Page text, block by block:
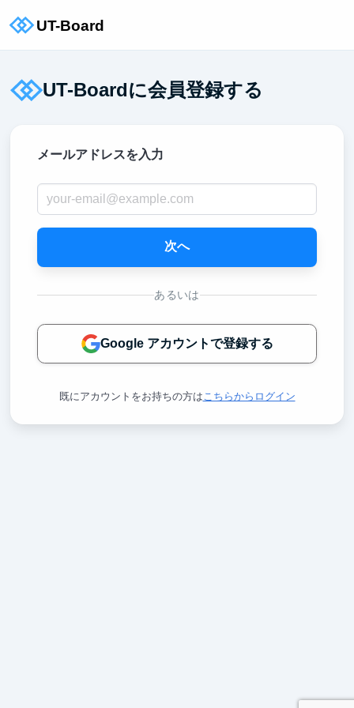
UT-Boardに会員登録する
メールアドレスを入力
次へ
あるいは
Google アカウントで登録する
既にアカウントをお持ちの方は こちらからログイン